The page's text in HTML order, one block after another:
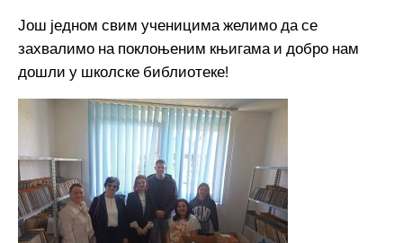
Још једном свим ученицима желимо да се
захвалимо на поклоњеним књигама и добро нам
дошли у школске библиотеке!